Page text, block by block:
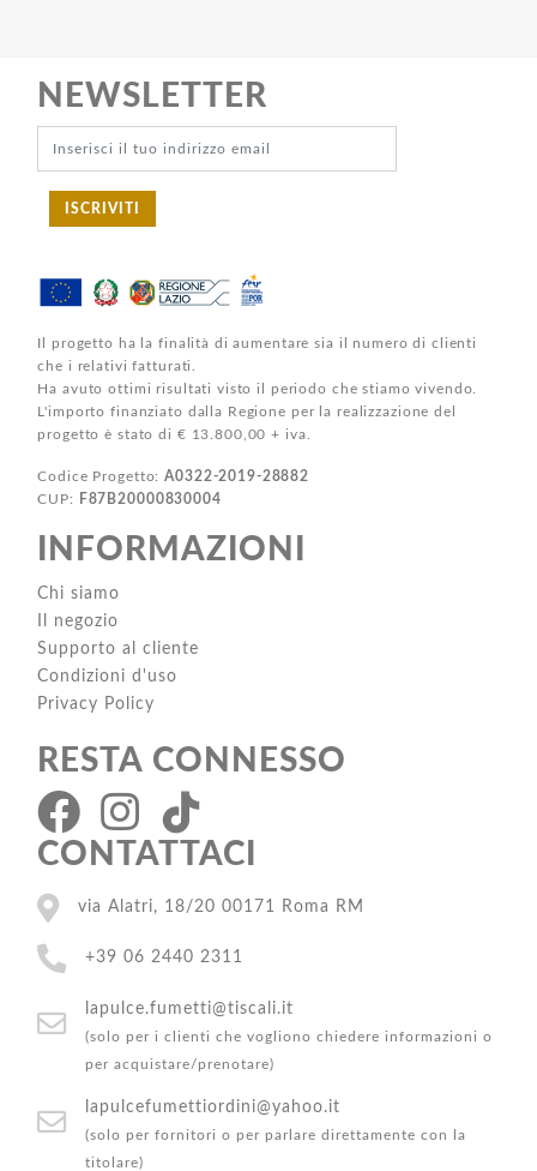
NEWSLETTER
ISCRIVITI
Il progetto ha la finalità di aumentare sia il numero di clienti
che i relativi fatturati.
Ha avuto ottimi risultati visto il periodo che stiamo vivendo.
L'importo finanziato dalla Regione per la realizzazione del
progetto è stato di € 13.800,00 + iva.
Codice Progetto:A0322-2019-28882
CUP:
F87B20000830004
INFORMAZIONI
Chi siamo
Il negozio
Supporto al cliente
Condizioni d'uso
Privacy Policy
RESTA CONNESSO
CONTATTACI
via Alatri, 18/20 00171 Roma RM
+39 06 2440 2311
lapulce.fumetti@tiscali.it
(solo per i clienti che vogliono chiedere informazioni o
per acquistare/prenotare)
lapulcefumettiordini@yahoo.it
(solo per fornitori o per parlare direttamente con la
titolare)